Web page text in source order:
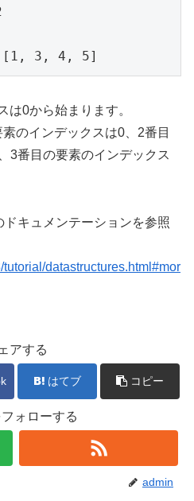
[1, 3, 4, 5]
は0から始まります。
のインデックスは0、2番目
3番目の要素のインデックス
キュメンテーションを参照
datastructures.html#mor
アする
はてブ コピー
ォローする
admin